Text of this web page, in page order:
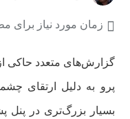
زمان مورد نیاز برای مطالعه:
پرو به دلیل ارتقای
بسیار بزرگ‌تری در پنل